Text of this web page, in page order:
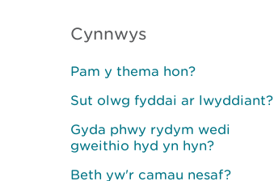
Cynnwys
Pam y thema hon?
Sut olwg fyddai ar lwyddiant?
Gyda phwy rydym wedi
gweithio hyd yn hyn?
Beth yw'r camau nesaf?